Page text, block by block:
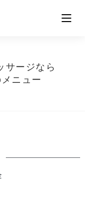
サージなら
ニュー